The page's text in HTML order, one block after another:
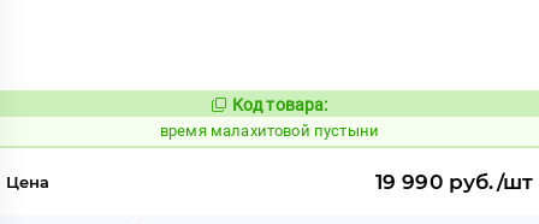
Код:
225325
Код товара:
время малахитовой пустыни
Цена 19 990 руб./шт